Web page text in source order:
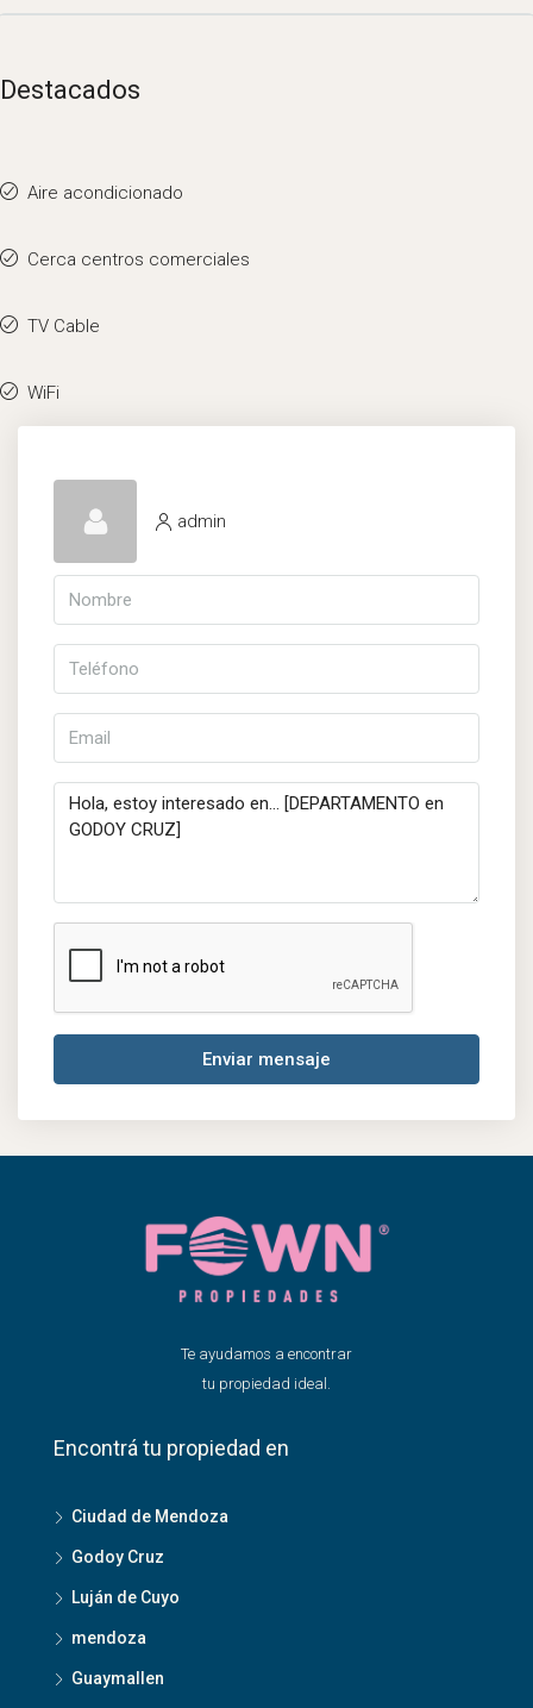
Destacados
Aire acondicionado
Cerca centros comerciales
TV Cable
WiFi
admin
Enviar mensaje
Te ayudamos a encontrar
tu propiedad ideal.
Encontrá tu propiedad en
Ciudad de Mendoza
Godoy Cruz
Luján de Cuyo
mendoza
Guaymallen